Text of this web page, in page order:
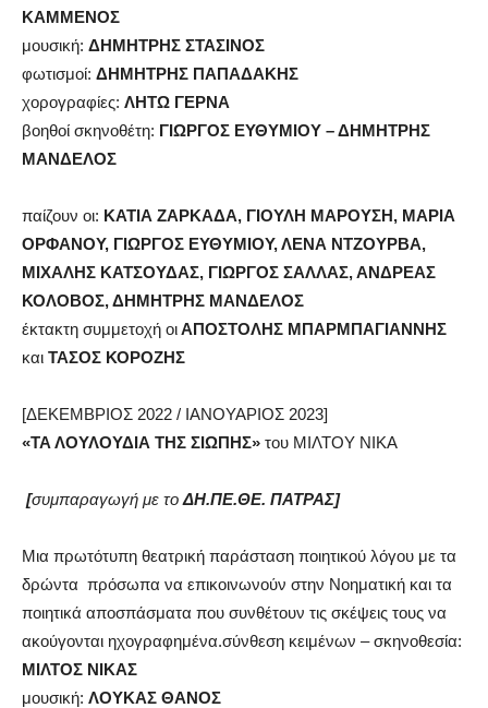
ΚΑΜΜΕΝΟΣ
μουσική: ΔΗΜΗΤΡΗΣ ΣΤΑΣΙΝΟΣ
φωτισμοί: ΔΗΜΗΤΡΗΣ ΠΑΠΑΔΑΚΗΣ
χορογραφίες: ΛΗΤΩ ΓΕΡΝΑ
βοηθοί σκηνοθέτη: ΓΙΩΡΓΟΣ ΕΥΘΥΜΙΟΥ – ΔΗΜΗΤΡΗΣ
ΜΑΝΔΕΛΟΣ
παίζουν οι: ΚΑΤΙΑ ΖΑΡΚΑΔΑ, ΓΙΟΥΛΗ ΜΑΡΟΥΣΗ, ΜΑΡΙΑ
ΟΡΦΑΝΟΥ, ΓΙΩΡΓΟΣ ΕΥΘΥΜΙΟΥ, ΛΕΝΑ ΝΤΖΟΥΡΒΑ,
ΜΙΧΑΛΗΣ ΚΑΤΣΟΥΔΑΣ, ΓΙΩΡΓΟΣ ΣΑΛΛΑΣ, ΑΝΔΡΕΑΣ
ΚΟΛΟΒΟΣ, ΔΗΜΗΤΡΗΣ ΜΑΝΔΕΛΟΣ
έκτακτη συμμετοχή οιΑΠΟΣΤΟΛΗΣ ΜΠΑΡΜΠΑΓΙΑΝΝΗΣ
και ΤΑΣΟΣ ΚΟΡΟΖΗΣ
[ΔΕΚΕΜΒΡΙΟΣ 2022 / ΙΑΝΟΥΑΡΙΟΣ 2023]
«ΤΑ ΛΟΥΛΟΥΔΙΑ ΤΗΣ ΣΙΩΠΗΣ» του ΜΙΛΤΟΥ ΝΙΚΑ
[συμπαραγωγή με τοΔΗ.ΠΕ.ΘΕ. ΠΑΤΡΑΣ]
Μια πρωτότυπη θεατρική παράσταση ποιητικού λόγου με τα
δρώντα πρόσωπα να επικοινωνούν στην Νοηματική και τα
ποιητικά αποσπάσματα που συνθέτουν τις σκέψεις τους να
ακούγονται ηχογραφημένα.σύνθεση κειμένων – σκηνοθεσία:
ΜΙΛΤΟΣ ΝΙΚΑΣ
μουσική: ΛΟΥΚΑΣ ΘΑΝΟΣ